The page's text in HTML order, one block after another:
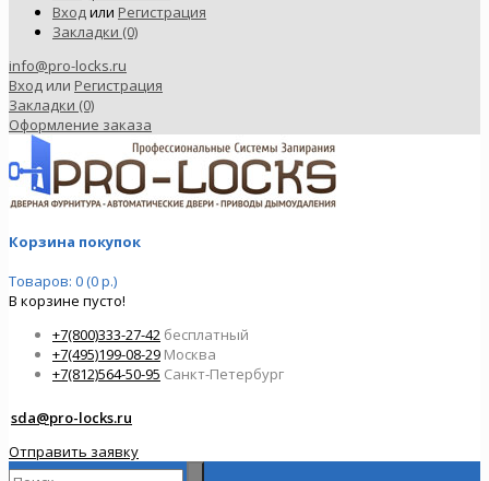
Входили Регистрация
Закладки (0)
info@pro-locks.ru
Вход или Регистрация
Закладки (0)
Оформление заказа
Корзина покупок
Товаров: 0 (0 р.)
В корзине пусто!
+7(800)333-27-42 бесплатный
+7(495)199-08-29 Москва
+7(812)564-50-95 Санкт-Петербург
sda@pro-locks.ru
Отправить заявку